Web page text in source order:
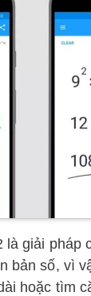
là giải pháp
bản số, vì
hoặc tìm